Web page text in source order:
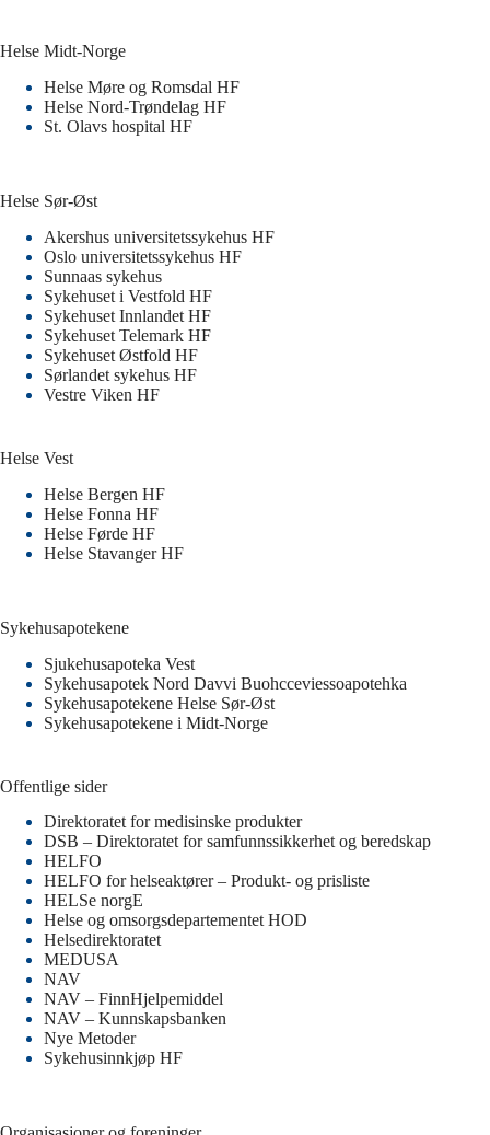
Helse Midt-Norge
Helse Møre og Romsdal HF
Helse Nord-Trøndelag HF
St. Olavs hospital HF
Helse Sør-Øst
Akershus universitetssykehus HF
Oslo universitetssykehus HF
Sunnaas sykehus
Sykehuset i Vestfold HF
Sykehuset Innlandet HF
Sykehuset Telemark HF
Sykehuset Østfold HF
Sørlandet sykehus HF
Vestre Viken HF
Helse Vest
Helse Bergen HF
Helse Fonna HF
Helse Førde HF
Helse Stavanger HF
Sykehusapotekene
Sjukehusapoteka Vest
Sykehusapotek Nord Davvi Buohcceviessoapotehka
Sykehusapotekene Helse Sør-Øst
Sykehusapotekene i Midt-Norge
Offentlige sider
Direktoratet for medisinske produkter
DSB – Direktoratet for samfunnssikkerhet og beredskap
HELFO
HELFO for helseaktører – Produkt- og prisliste
HELSe norgE
Helse og omsorgsdepartementet HOD
Helsedirektoratet
MEDUSA
NAV
NAV – FinnHjelpemiddel
NAV – Kunnskapsbanken
Nye Metoder
Sykehusinnkjøp HF